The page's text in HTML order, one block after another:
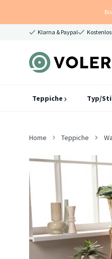
Klarna & Paypal
Teppiche Typ/
Home Teppiche